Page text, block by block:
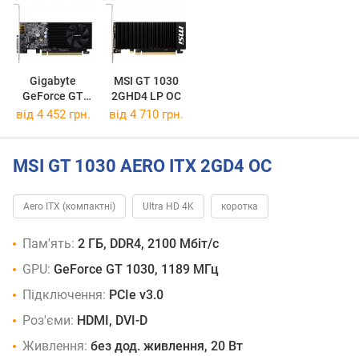
Gigabyte
GeForce GT
1030 Low
MSI GT 1030
2GHD4 LP OC
від 4 452 грн. від 4 710 грн.
MSI GT 1030 AERO ITX 2GD4 OC
Aero ITX (компактні) Ultra HD 4K коротка
Пам'ять: 2 ГБ, DDR4, 2100 Мбіт/с
GPU: GeForce GT 1030, 1189 МГц
Підключення: PCIe v3.0
Роз'єми: HDMI, DVI-D
Живлення: без дод. живлення, 20 Вт